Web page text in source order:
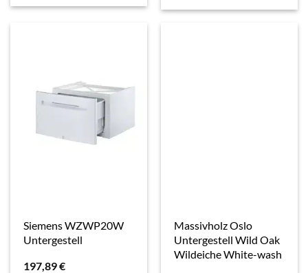
Siemens WZWP20W
Untergestell
197,89€
Massivholz Oslo
Untergestell Wild Oak
Wildeiche White-wash